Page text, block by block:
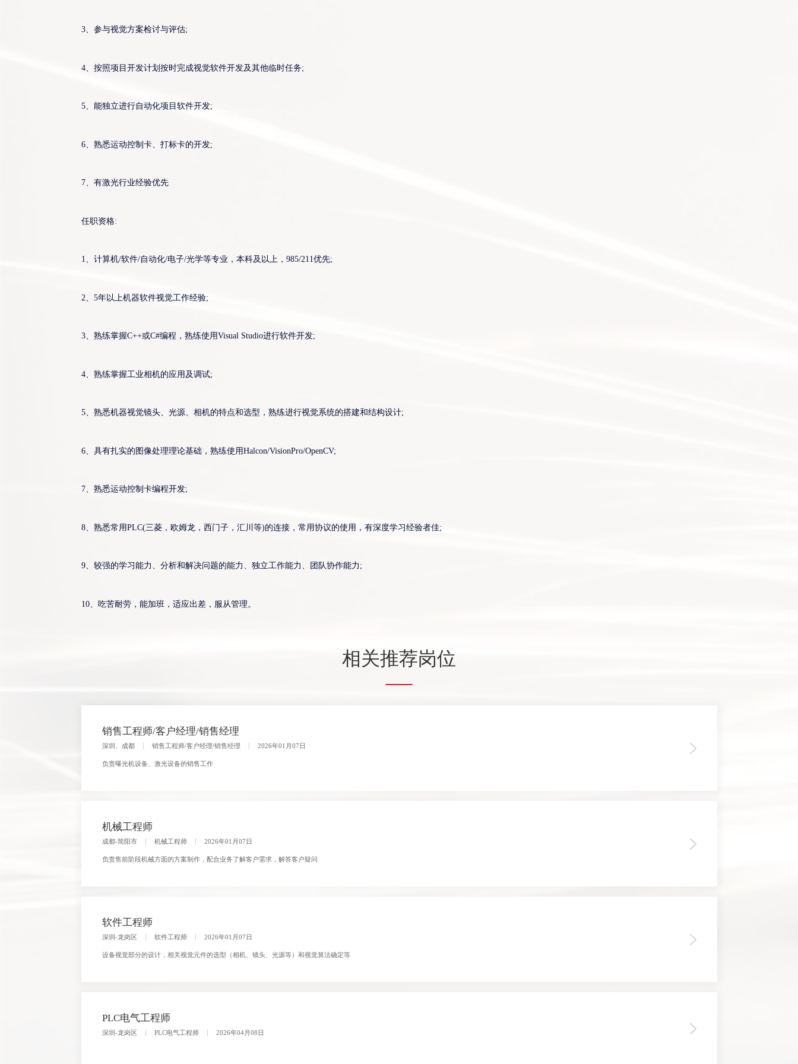
3、参与视觉方案检讨与评估;
4、按照项目开发计划按时完成视觉软件开发及其他临时任务;
5、能独立进行自动化项目软件开发;
6、熟悉运动控制卡、打标卡的开发;
7、有激光行业经验优先
任职资格:
1、计算机/软件/自动化/电子/光学等专业，本科及以上，985/211优先;
2、5年以上机器软件视觉工作经验;
3、熟练掌握C++或C#编程，熟练使用Visual Studio进行软件开发;
4、熟练掌握工业相机的应用及调试;
5、熟悉机器视觉镜头、光源、相机的特点和选型，熟练进行视觉系统的搭建和结构设计;
6、具有扎实的图像处理理论基础，熟练使用Halcon/VisionPro/OpenCV;
7、熟悉运动控制卡编程开发;
8、熟悉常用PLC(三菱，欧姆龙，西门子，汇川等)的连接，常用协议的使用，有深度学习经验者佳;
9、较强的学习能力、分析和解决问题的能力、独立工作能力、团队协作能力;
10、吃苦耐劳，能加班，适应出差，服从管理。
相关推荐岗位
销售工程师/客户经理/销售经理
深圳、成都 销售工程师/客户经理/销售经理 2026年01月07日
负责曝光机设备、激光设备的销售工作
机械工程师
成都-简阳市 机械工程师 2026年01月07日
负责售前阶段机械方面的方案制作，配合业务了解客户需求，解答客户疑问
软件工程师
深圳-龙岗区 软件工程师 2026年01月07日
设备视觉部分的设计，相关视觉元件的选型（相机、镜头、光源等）和视觉算法确定等
PLC电气工程师
深圳-龙岗区 PLC电气工程师 2026年04月08日
您的姓名
上传